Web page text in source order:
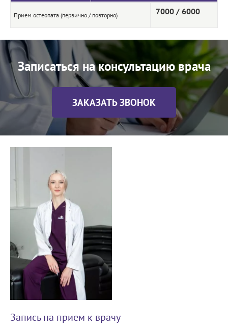
Прием остеопата (первично / повторно) 7000 / 6000
Записаться на консультацию врача
ЗАКАЗАТЬ ЗВОНОК
Запись на прием к врачу